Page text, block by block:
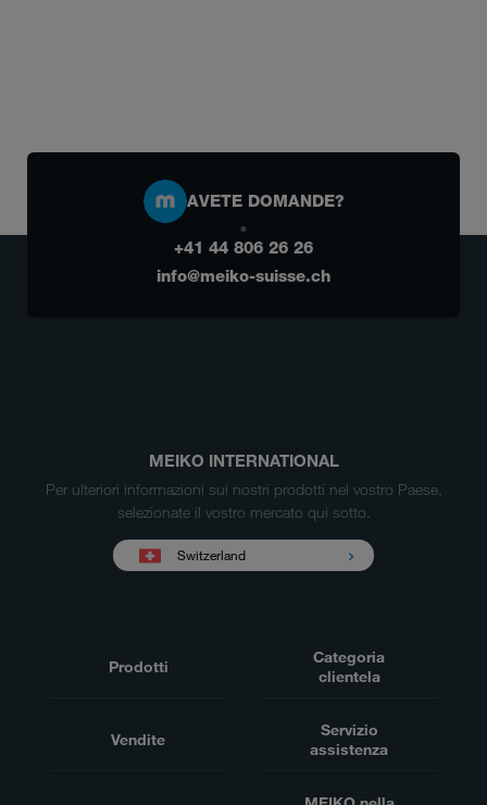
AVETE DOMANDE?
+41 44 806 26 26
info@meiko-suisse.ch
MEIKO INTERNATIONAL
Per ulteriori informazioni sui nostri prodotti nel vostro Paese,
selezionate il vostro mercato qui sotto.
Switzerland
Prodotti
Categoria
clientela
Vendite
Servizio
assistenza